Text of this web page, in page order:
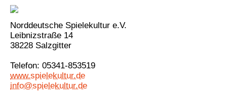
Norddeutsche Spielekultur e.V.
Leibnizstraße 14
38228 Salzgitter
Telefon: 05341-853519
www.spielekultur.de
info@spielekultur.de